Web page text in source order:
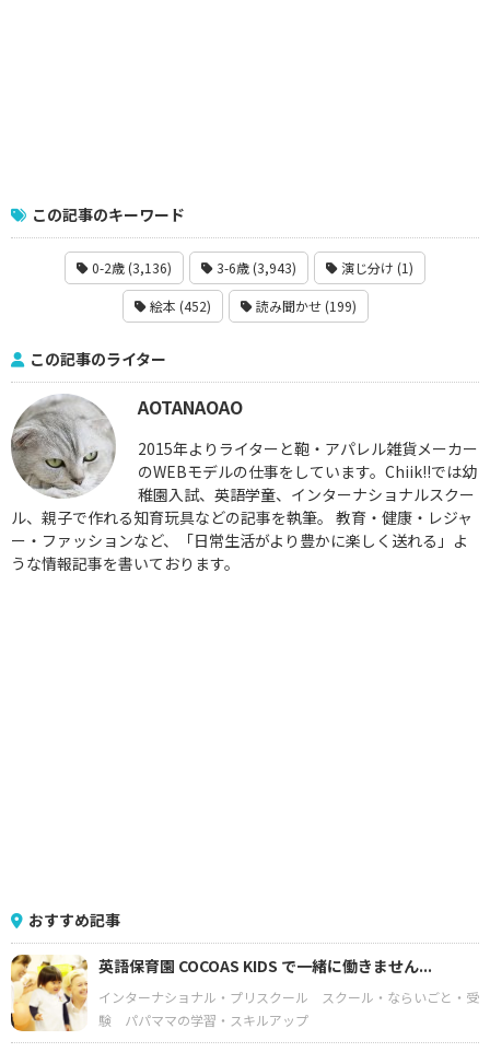
この記事のキーワード
0-2歳 (3,136) 3-6歳 (3,943) 演じ分け (1)
絵本 (452) 読み聞かせ (199)
この記事のライター
AOTANAOAO
2015年よりライターと鞄・アパレル雑貨メーカー
のWEBモデルの仕事をしています。Chiik!!では幼
稚園入試、英語学童、インターナショナルスクー
ル、親子で作れる知育玩具などの記事を執筆。 教育・健康・レジャ
ー・ファッションなど、「日常生活がより豊かに楽しく送れる」よ
うな情報記事を書いております。
おすすめ記事
英語保育園 COCOAS KIDS で一緒に働きません...
インターナショナル・プリスクール
スクール・ならいごと・受
験
パパママの学習・スキルアップ